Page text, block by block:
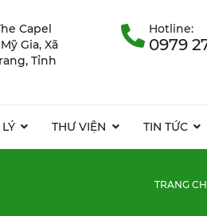
THƯ VIỆN TIN TỨC
Capel
Gia, Xã
Tỉnh
Hotline:
0979
TRANG